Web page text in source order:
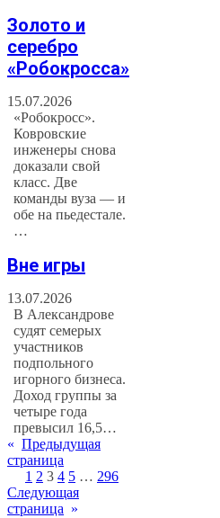
Золото и
серебро
«Робокросса»
15.07.2026
«Робокросс».
Ковровские
инженеры снова
доказали свой
класс. Две
команды вуза — и
обе на пьедестале.
…
Вне игры
13.07.2026
В Александрове
судят семерых
участников
подпольного
игорного бизнеса.
Доход группы за
четыре года
превысил 16,5…
« Предыдущая
страница
1 2 3 4 5 … 296
Следующая
страница »